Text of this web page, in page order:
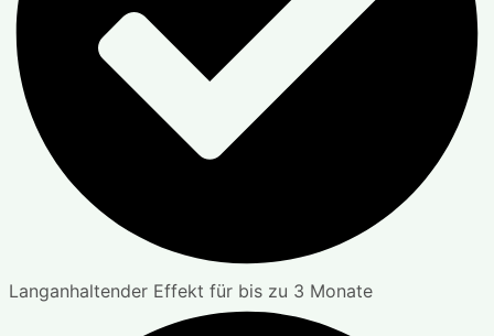
Langanhaltender Effekt für bis zu 3 Monate